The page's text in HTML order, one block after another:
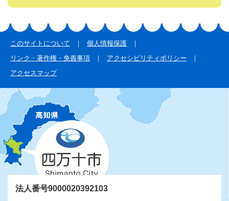
このサイトについて
個人情報保護
リンク・著作権・免責事項
アクセシビリティポリシー
アクセスマップ
法人番号9000020392103